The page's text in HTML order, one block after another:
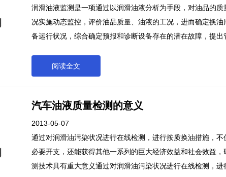
润滑油液监测是一项通过以润滑油液分析为手段，对油品的质
况实施动态监控，评价油品质量、油液的工况，进而确定换油
备运行状况，综合确定预报和诊断设备存在的潜在故障，提出
低油耗、减少维修成本、提高维修质量等起着重要的作用。润
通过以润滑油液分析为手段，对油品的质量、油液的使用状况
定预报和诊断设备存在的潜在故障，提出管理措施和维修决策
备安全运行、延长设备的使用寿命、正确评估油液品质、降低
本、提高维修质量等起着重要的作用。
阅读全文
汽车油液质量检测的意义
2013-05-07
通过对润滑油污染状况进行在线检测，进行按质换油措施，不
必要开支，还能获得其他一系列的巨大经济效益和社会效益，
测技术具有重大意义通过对润滑油污染状况进行在线检测，进